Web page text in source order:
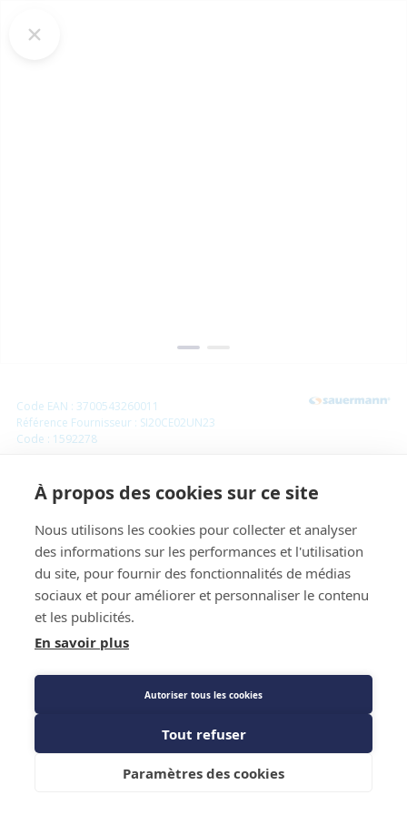
Code EAN : 3700543260011
Référence Fournisseur : SI20CE02UN23
Code : 1592278
Industries
Prix public
Plus 0,68 € d'éco-part. DEEE
296,82 €TTC
Description détaillée
Les Plus produit
Caractéristiques techniques
Ajouter au panier
À propos des cookies sur ce site
Nous utilisons les cookies pour collecter et analyser
des informations sur les performances et l'utilisation
du site, pour fournir des fonctionnalités de médias
sociaux et pour améliorer et personnaliser le contenu
et les publicités.
En savoir plus
Autoriser tous les cookies
Tout refuser
Paramètres des cookies